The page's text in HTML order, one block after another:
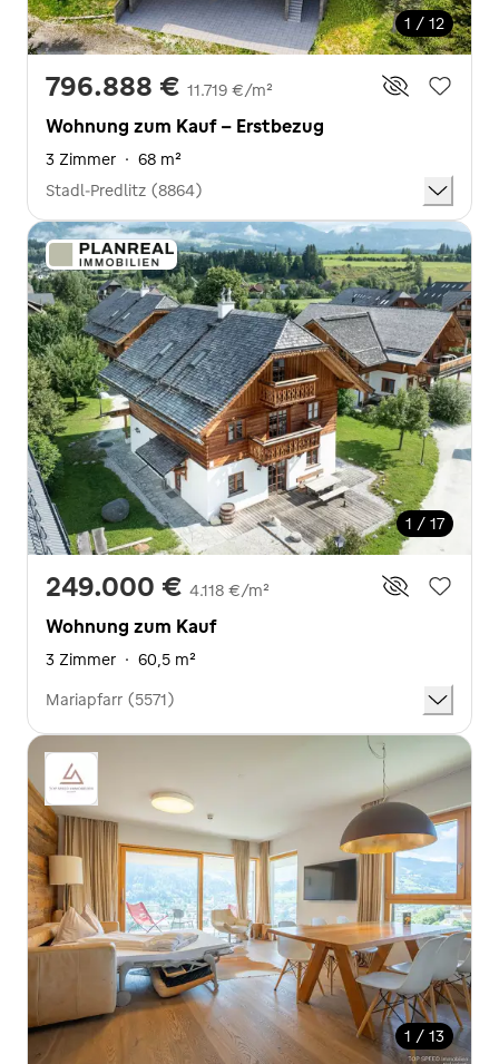
1 / 12
796.888 € 11.719 €/m²
Wohnung zum Kauf - Erstbezug
3 Zimmer · 68 m²
Stadl-Predlitz (8864)
1 / 17
249.000 € 4.118 €/m²
Wohnung zum Kauf
3 Zimmer · 60,5 m²
Mariapfarr (5571)
1 / 13